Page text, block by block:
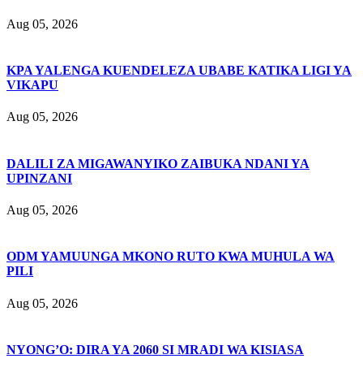
Aug 05, 2026
KPA YALENGA KUENDELEZA UBABE KATIKA LIGI YA
VIKAPU
Aug 05, 2026
DALILI ZA MIGAWANYIKO ZAIBUKA NDANI YA
UPINZANI
Aug 05, 2026
ODM YAMUUNGA MKONO RUTO KWA MUHULA WA
PILI
Aug 05, 2026
NYONG’O: DIRA YA 2060 SI MRADI WA KISIASA